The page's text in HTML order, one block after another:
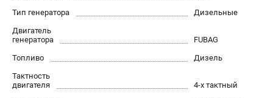
Генераторы сварочные
ПОЛЕЗНЫЕ СТАТЬИ
Как выбрать краскопульт?
Как выбрать мотопомпу?
Как выбрать бензопилу?
Тип генератора
Дизельные
Двигатель
генератора
FUBAG
Топливо
Дизель
Тактность
двигателя
4-х тактный